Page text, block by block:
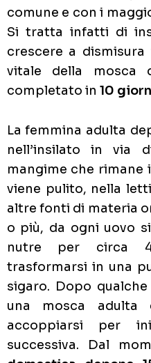
comune e con i
Si tratta infatti di
crescere a
vitale della mosca
completato in 10
La femmina adulta
nell’insilato in via
mangime che rimane
viene pulito, nella
altre fonti di materia
o più, da ogni uovo
nutre per circa
trasformarsi in una
sigaro. Dopo
una mosca adulta
accoppiarsi per
successiva. Dal